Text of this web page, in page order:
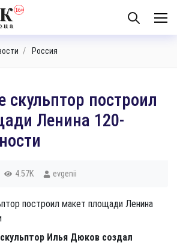
Россия
скульптор построил
Ленина 120-
4.57K evgenii
Илья Дюков создал